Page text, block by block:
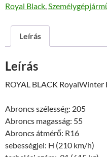
Royal Black,
Leírás
Leírás
ROYAL BLACK
Abroncs szélesség: 205
Abroncs magasság: 55
Abroncs átmérő: R16
sebességjel: H (210 km/h)